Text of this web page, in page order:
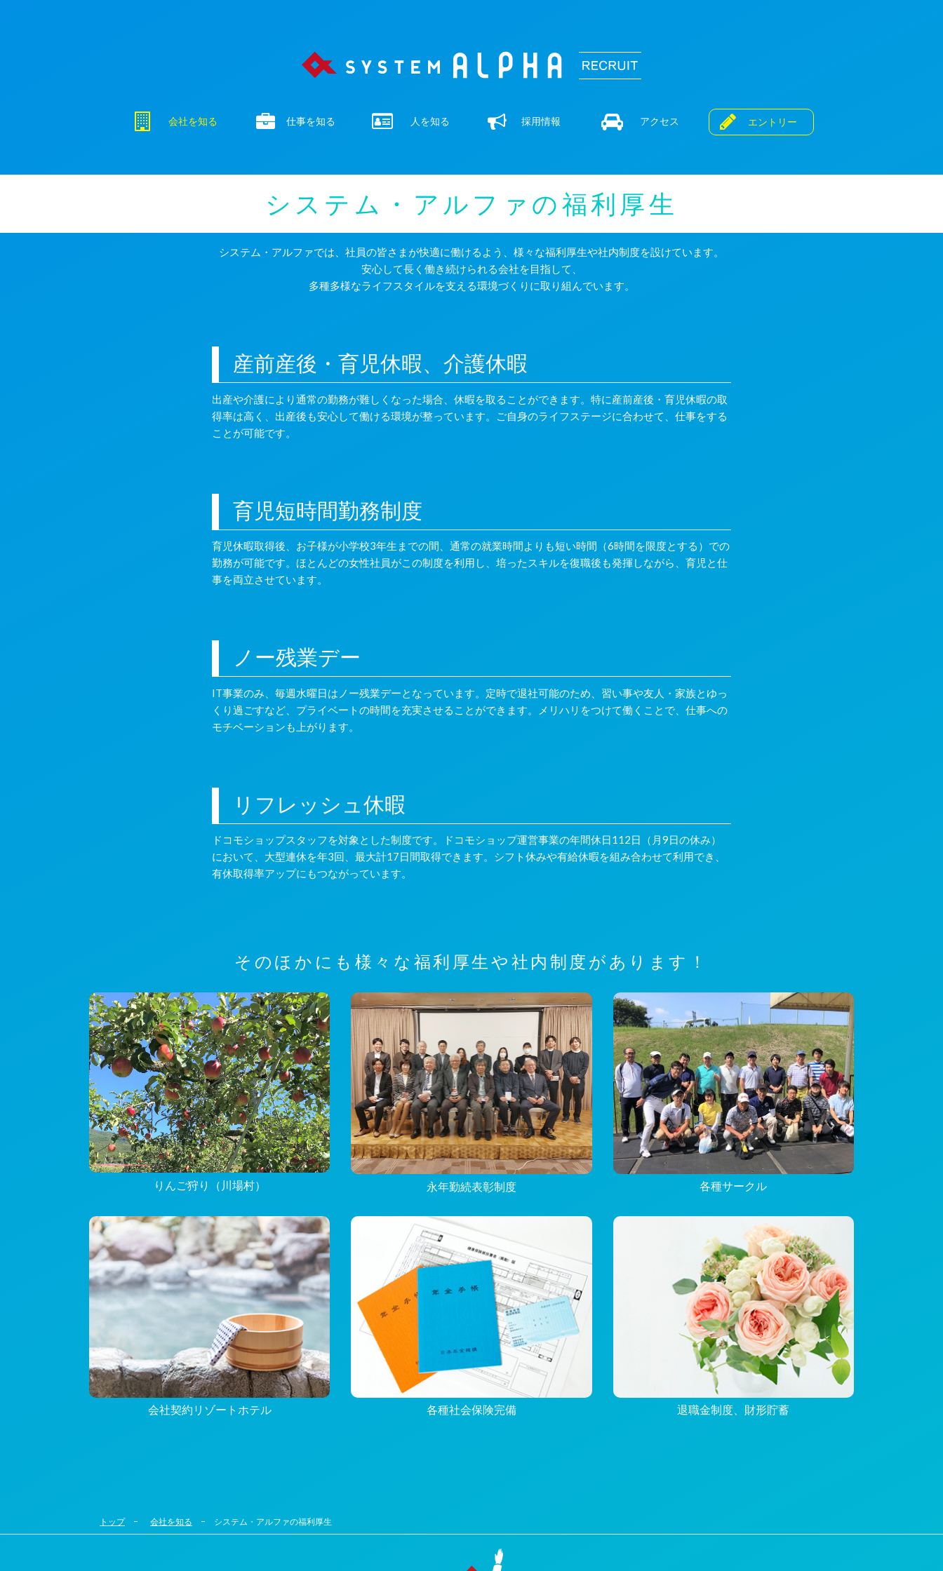
会社を知る 仕事を知る 人を知る 採用情報 アクセス エントリー
システム・アルファの福利厚生
システム・アルファでは、社員の皆さまが快適に働けるよう、様々な福利厚生や社内制度を設けています。
安心して長く働き続けられる会社を目指して、
多種多様なライフスタイルを支える環境づくりに取り組んでいます。
産前産後・育児休暇、介護休暇
出産や介護により通常の勤務が難しくなった場合、休暇を取ることができます。特に産前産後・育児休暇の取
得率は高く、出産後も安心して働ける環境が整っています。ご自身のライフステージに合わせて、仕事をする
ことが可能です。
育児短時間勤務制度
育児休暇取得後、お子様が小学校3年生までの間、通常の就業時間よりも短い時間（6時間を限度とする）での
勤務が可能です。ほとんどの女性社員がこの制度を利用し、培ったスキルを復職後も発揮しながら、育児と仕
事を両立させています。
ノー残業デー
IT事業のみ、毎週水曜日はノー残業デーとなっています。定時で退社可能のため、習い事や友人・家族とゆっ
くり過ごすなど、プライベートの時間を充実させることができます。メリハリをつけて働くことで、仕事への
モチベーションも上がります。
リフレッシュ休暇
ドコモショップスタッフを対象とした制度です。ドコモショップ運営事業の年間休日112日（月9日の休み）
において、大型連休を年3回、最大計17日間取得できます。シフト休みや有給休暇を組み合わせて利用でき、
有休取得率アップにもつながっています。
そのほかにも様々な福利厚生や社内制度があります！
りんご狩り（川場村） 永年勤続表彰制度 各種サークル
会社契約リゾートホテル 各種社会保険完備 退職金制度、財形貯蓄
トップ 会社を知る システム・アルファの福利厚生